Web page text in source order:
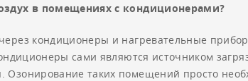
в помещениях с кондиционерами?
кондиционеры и нагревательные
сами являются источником
Озонирование таких помещений просто